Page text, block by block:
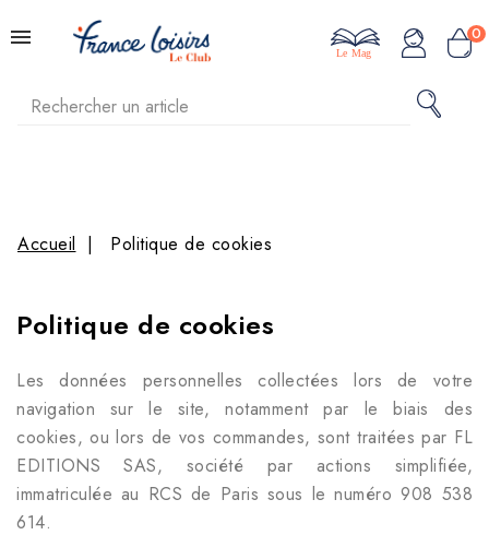
0
Le Mag
Accueil Politique de cookies
Politique de cookies
Les données personnelles collectées lors de votre
navigation sur le site, notamment par le biais des
cookies, ou lors de vos commandes, sont traitées par FL
EDITIONS SAS, société par actions simplifiée,
immatriculée au RCS de Paris sous le numéro908 538
614.